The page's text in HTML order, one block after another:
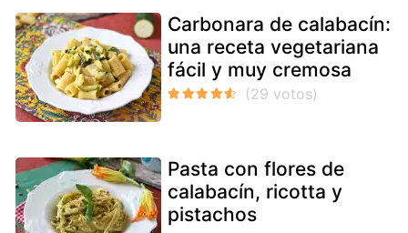
Carbonara de calabacín:
una receta vegetariana
fácil y muy cremosa
Pasta con flores de
calabacín, ricotta y
pistachos